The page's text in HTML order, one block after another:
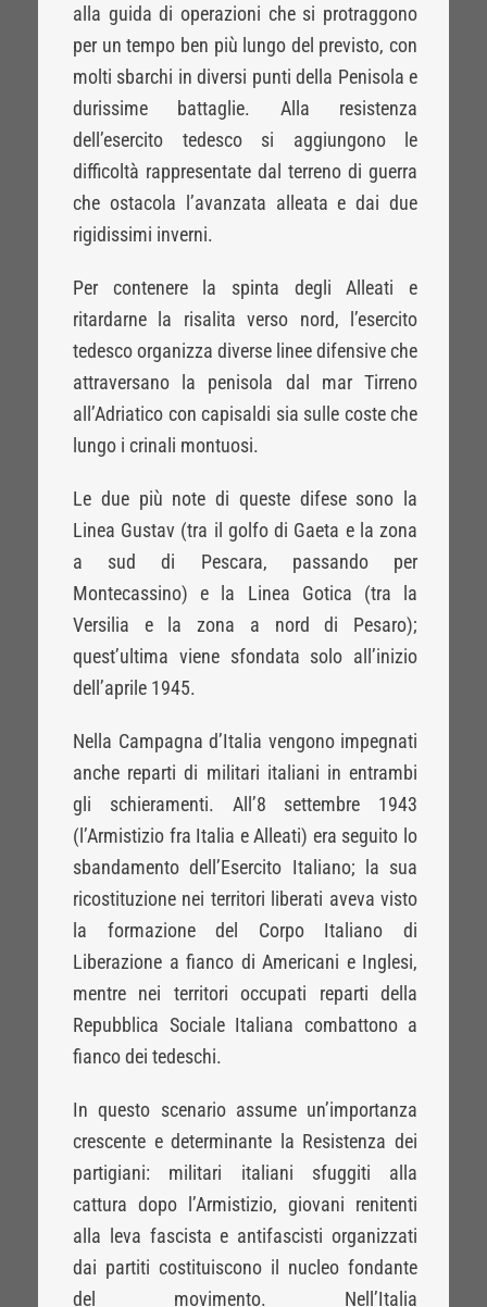
alla guida di operazioni che si protraggono
per un tempo ben più lungo del previsto, con
molti sbarchi in diversi punti della Penisola e
durissime battaglie. Alla resistenza
dell’esercito tedesco si aggiungono le
difficoltà rappresentate dal terreno di guerra
che ostacola l’avanzata alleata e dai due
rigidissimi inverni.
Per contenere la spinta degli Alleati e
ritardarne la risalita verso nord, l’esercito
tedesco organizza diverse linee difensive che
attraversano la penisola dal mar Tirreno
all’Adriatico con capisaldi sia sulle coste che
lungo i crinali montuosi.
Le due più note di queste difese sono la
Linea Gustav (tra il golfo di Gaeta e la zona
a sud di Pescara, passando per
Montecassino) e la Linea Gotica (tra la
Versilia e la zona a nord di Pesaro);
quest’ultima viene sfondata solo all’inizio
dell’aprile 1945.
Nella Campagna d’Italia vengono impegnati
anche reparti di militari italiani in entrambi
gli schieramenti. All’8 settembre 1943
(l’Armistizio fra Italia e Alleati) era seguito lo
sbandamento dell’Esercito Italiano; la sua
ricostituzione nei territori liberati aveva visto
la formazione del Corpo Italiano di
Liberazione a fianco di Americani e Inglesi,
mentre nei territori occupati reparti della
Repubblica Sociale Italiana combattono a
fianco dei tedeschi.
In questo scenario assume un’importanza
crescente e determinante la Resistenza dei
partigiani: militari italiani sfuggiti alla
cattura dopo l’Armistizio, giovani renitenti
alla leva fascista e antifascisti organizzati
dai partiti costituiscono il nucleo fondante
del movimento. Nell’Italia